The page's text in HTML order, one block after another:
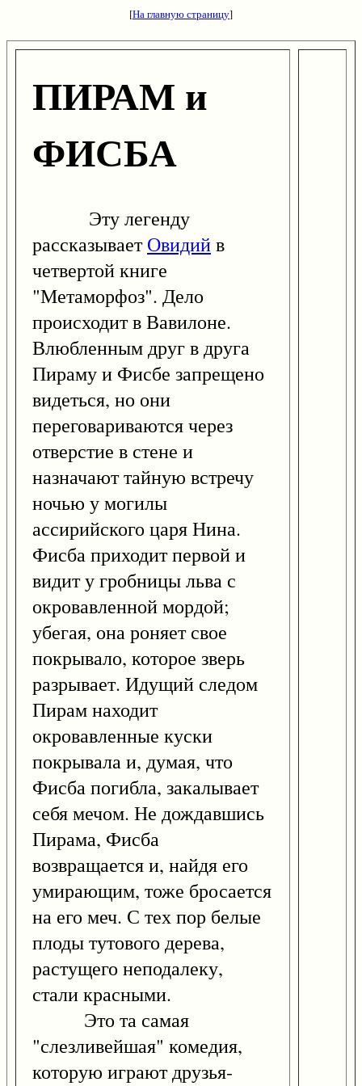
[На главную страницу]
ПИРАМ и
ФИСБА
Эту легенду
рассказываетОвидийв
четвертой книге
"Метаморфоз". Дело
происходит в Вавилоне.
Влюбленным друг в друга
Пираму и Фисбе запрещено
видеться, но они
переговариваются через
отверстие в стене и
назначают тайную встречу
ночью у могилы
ассирийского царя Нина.
Фисба приходит первой и
видит у гробницы льва с
окровавленной мордой;
убегая, она роняет свое
покрывало, которое зверь
разрывает. Идущий следом
Пирам находит
окровавленные куски
покрывала и, думая, что
Фисба погибла, закалывает
себя мечом. Не дождавшись
Пирама, Фисба
возвращается и, найдя его
умирающим, тоже бросается
на его меч. С тех пор белые
плоды тутового дерева,
растущего неподалеку,
стали красными.
Это та самая
"слезливейшая" комедия,
которую играют друзья-